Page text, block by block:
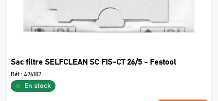
Sac filtre SELFCLEAN SC FIS-CT 26/5 - Festool
Réf : 496187
En stock